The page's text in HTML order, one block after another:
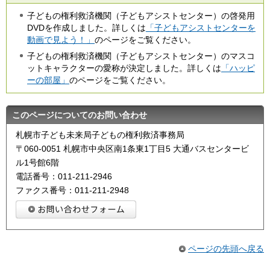
子どもの権利救済機関（子どもアシストセンター）の啓発用
DVDを作成しました。詳しくは 「子どもアシストセンターを
動画で見よう！」 のページをご覧ください。
子どもの権利救済機関（子どもアシストセンター）のマスコ
ットキャラクターの愛称が決定しました。詳しくは 「ハッピ
ーの部屋」 のページをご覧ください。
このページについてのお問い合わせ
札幌市子ども未来局子どもの権利救済事務局
〒060-0051 札幌市中央区南1条東1丁目5 大通バスセンタービ
ル1号館6階
電話番号：011-211-2946
ファクス番号：011-211-2948
ページの先頭へ戻る